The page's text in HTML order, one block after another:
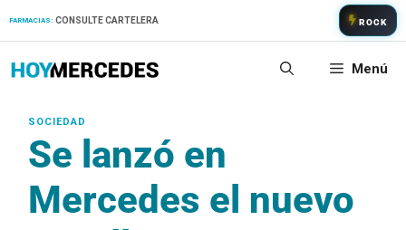
FARMACIAS: CONSULTE CARTELERA ROCK
Menú
Se lanzó en
Mercedes el nuevo